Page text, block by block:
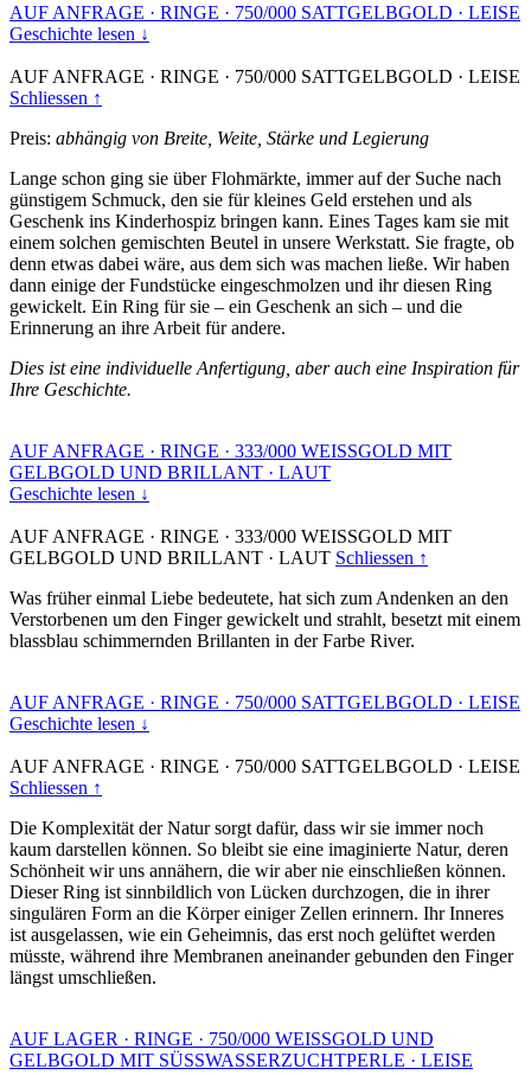
AUF ANFRAGE · RINGE · 750/000 SATTGELBGOLD · LEISE
Geschichte lesen ↓
AUF ANFRAGE · RINGE · 750/000 SATTGELBGOLD · LEISE
Schliessen ↑
Preis: abhängig von Breite, Weite, Stärke und Legierung
Lange schon ging sie über Flohmärkte, immer auf der Suche nach
günstigem Schmuck, den sie für kleines Geld erstehen und als
Geschenk ins Kinderhospiz bringen kann. Eines Tages kam sie mit
einem solchen gemischten Beutel in unsere Werkstatt. Sie fragte, ob
denn etwas dabei wäre, aus dem sich was machen ließe. Wir haben
dann einige der Fundstücke eingeschmolzen und ihr diesen Ring
gewickelt. Ein Ring für sie – ein Geschenk an sich – und die
Erinnerung an ihre Arbeit für andere.
Dies ist eine individuelle Anfertigung, aber auch eine Inspiration für
Ihre Geschichte.
AUF ANFRAGE · RINGE · 333/000 WEISSGOLD MIT
GELBGOLD UND BRILLANT · LAUT
Geschichte lesen ↓
AUF ANFRAGE · RINGE · 333/000 WEISSGOLD MIT
GELBGOLD UND BRILLANT · LAUT Schliessen ↑
Was früher einmal Liebe bedeutete, hat sich zum Andenken an den
Verstorbenen um den Finger gewickelt und strahlt, besetzt mit einem
blassblau schimmernden Brillanten in der Farbe River.
AUF ANFRAGE · RINGE · 750/000 SATTGELBGOLD · LEISE
Geschichte lesen ↓
AUF ANFRAGE · RINGE · 750/000 SATTGELBGOLD · LEISE
Schliessen ↑
Die Komplexität der Natur sorgt dafür, dass wir sie immer noch
kaum darstellen können. So bleibt sie eine imaginierte Natur, deren
Schönheit wir uns annähern, die wir aber nie einschließen können.
Dieser Ring ist sinnbildlich von Lücken durchzogen, die in ihrer
singulären Form an die Körper einiger Zellen erinnern. Ihr Inneres
ist ausgelassen, wie ein Geheimnis, das erst noch gelüftet werden
müsste, während ihre Membranen aneinander gebunden den Finger
längst umschließen.
AUF LAGER · RINGE · 750/000 WEISSGOLD UND
GELBGOLD MIT SÜSSWASSERZUCHTPERLE · LEISE